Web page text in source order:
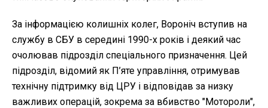
За інформацією колишніх колег, Вороніч вступив на
службу в СБУ в середині 1990-х років і деякий час
очолював підрозділ спеціального призначення. Цей
підрозділ, відомий як П’яте управління, отримував
технічну підтримку від ЦРУ і відповідав за низку
важливих операцій, зокрема за вбивство "Мотороли",